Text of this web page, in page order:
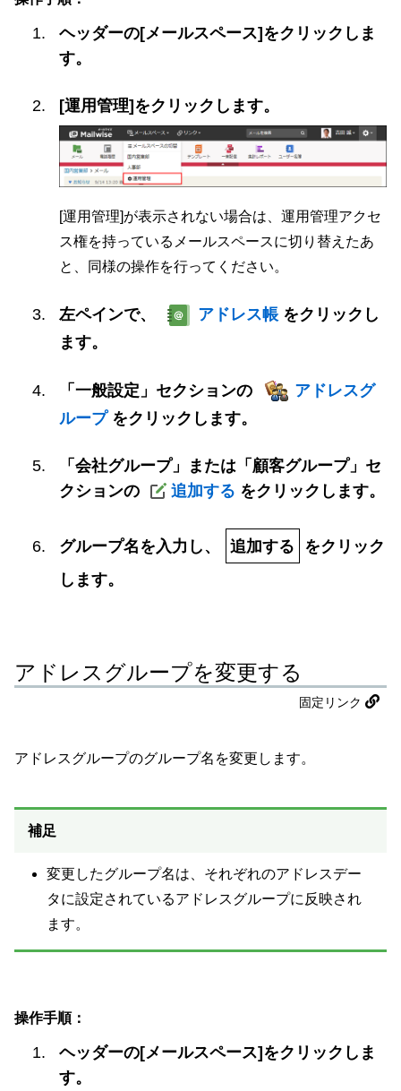
ヘッダーの[メールスペース]をクリックしま
す。
[運用管理]をクリックします。
[運用管理]が表示されない場合は、運用管理アクセ
ス権を持っているメールスペースに切り替えたあ
と、同様の操作を行ってください。
左ペインで、 アドレス帳 をクリックし
ます。
「一般設定」セクションの
アドレスグ
ループ をクリックします。
「会社グループ」または「顧客グループ」セ
クションの
追加する をクリックします。
グループ名を入力し、 追加する
をクリック
します。
アドレスグループを変更する
固定リンク
アドレスグループのグループ名を変更します。
補足
変更したグループ名は、それぞれのアドレスデー
タに設定されているアドレスグループに反映され
ます。
操作手順：
ヘッダーの[メールスペース]をクリックしま
す。